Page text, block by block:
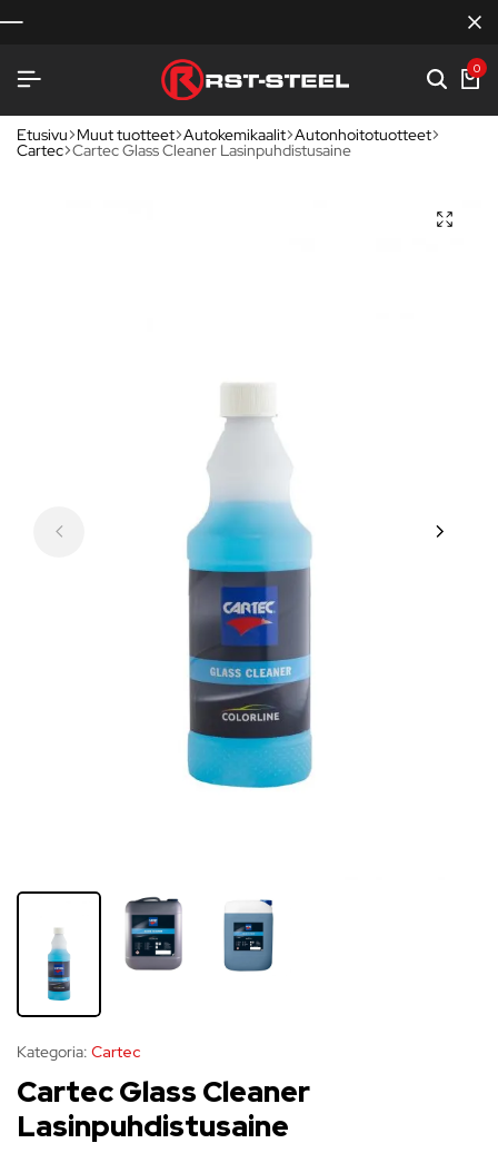
0
Etusivu Muut tuotteet Autokemikaalit Autonhoitotuotteet
Cartec Cartec Glass Cleaner Lasinpuhdistusaine
Kategoria: Cartec
Cartec Glass Cleaner
Lasinpuhdistusaine